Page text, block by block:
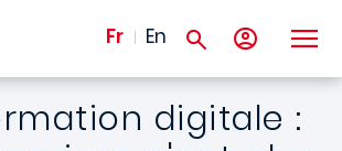
Fr En
digitale :